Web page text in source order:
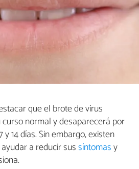
que el brote de virus
normal y desaparecerá por
14 días. Sin embargo, existen
a reducir sussíntomasy